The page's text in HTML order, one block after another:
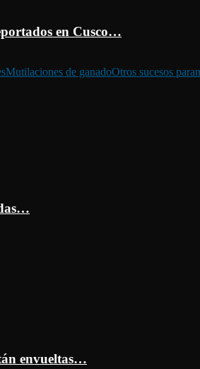
en Cusco…
Mutilaciones de ganadoOtros sucesos
envueltas…